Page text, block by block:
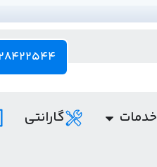
- 021
خدمات گارانتی